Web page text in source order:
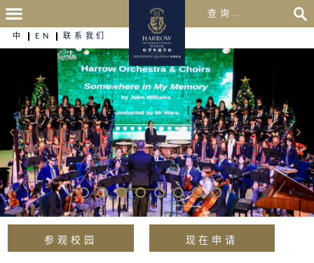
中 EN 联系我们
参观校园 现在申请